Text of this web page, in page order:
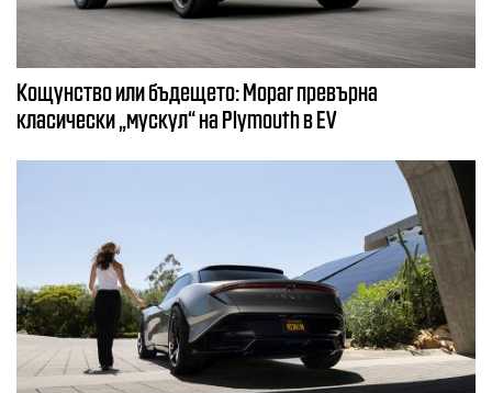
Кощунство или бъдещето: Mopar превърна
класически „мускул“ на Plymouth в EV